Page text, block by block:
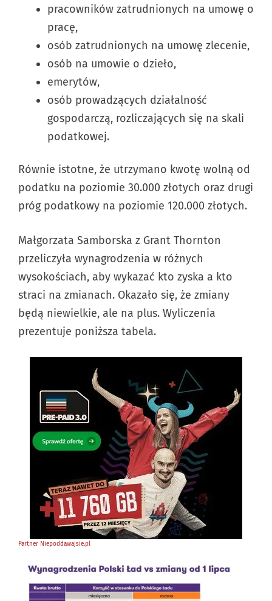
pracowników zatrudnionych na umowę o
pracę,
osób zatrudnionych na umowę zlecenie,
osób na umowie o dzieło,
emerytów,
osób prowadzących działalność
gospodarczą, rozliczających się na skali
podatkowej.
Równie istotne, że utrzymano kwotę wolną od
podatku na poziomie 30.000 złotych oraz drugi
próg podatkowy na poziomie 120.000 złotych.
Małgorzata Samborska z Grant Thornton
przeliczyła wynagrodzenia w różnych
wysokościach, aby wykazać kto zyska a kto
straci na zmianach. Okazało się, że zmiany
będą niewielkie, ale na plus. Wyliczenia
prezentuje poniższa tabela.